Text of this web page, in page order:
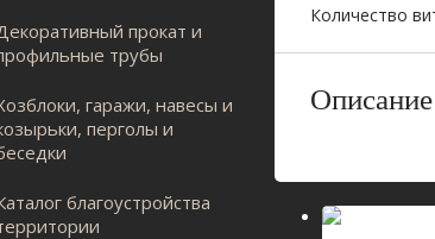
прокат и
трубы
гаражи, навесы и
перголы и
благоустройства
Количество
Описание